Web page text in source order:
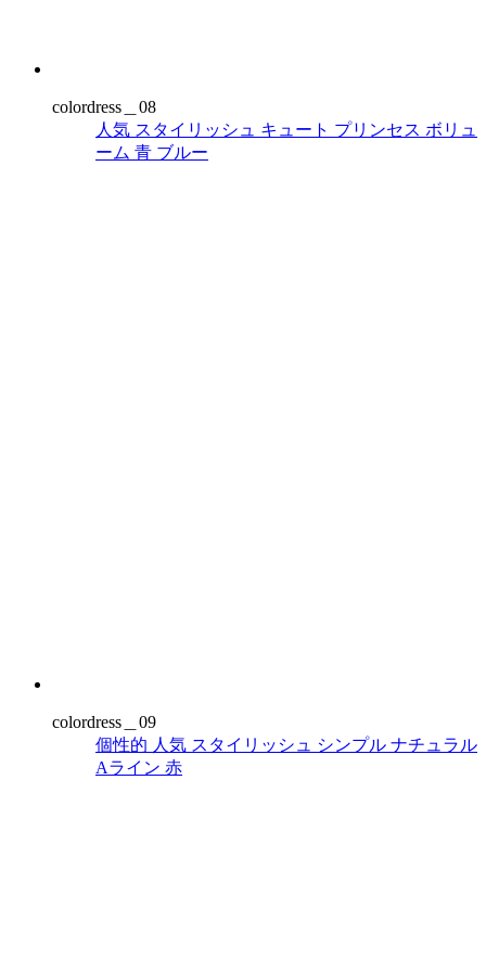
colordress＿08
人気 スタイリッシュ キュート プリンセス ボリュ
ーム 青 ブルー
colordress＿09
個性的 人気 スタイリッシュ シンプル ナチュラル
Aライン 赤